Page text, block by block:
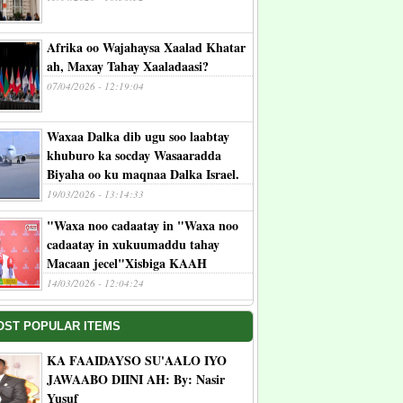
Afrika oo Wajahaysa Xaalad Khatar
ah, Maxay Tahay Xaaladaasi?
07/04/2026 - 12:19:04
Waxaa Dalka dib ugu soo laabtay
khuburo ka socday Wasaaradda
Biyaha oo ku maqnaa Dalka Israel.
19/03/2026 - 13:14:33
"Waxa noo cadaatay in "Waxa noo
cadaatay in xukuumaddu tahay
Macaan jecel"Xisbiga KAAH
14/03/2026 - 12:04:24
POPULAR ITEMS
KA FAAIDAYSO SU'AALO IYO
JAWAABO DIINI AH: By: Nasir
Yusuf